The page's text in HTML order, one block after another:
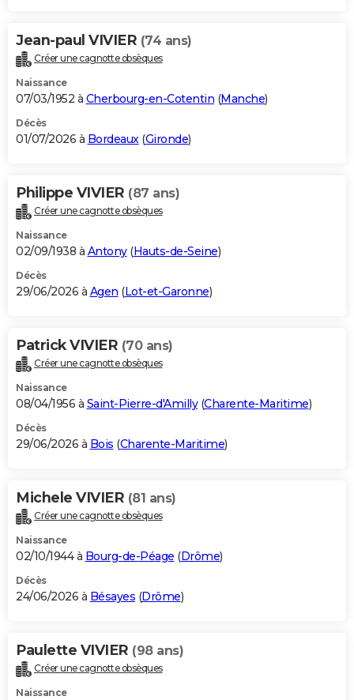
Jean-paul VIVIER (74 ans)
Créer une cagnotte obsèques
Naissance
07/03/1952 à Cherbourg-en-Cotentin (Manche)
Décès
01/07/2026 à Bordeaux(Gironde)
Philippe VIVIER (87 ans)
Créer une cagnotte obsèques
Naissance
02/09/1938 à Antony(Hauts-de-Seine)
Décès
29/06/2026 à Agen (Lot-et-Garonne)
Patrick VIVIER (70 ans)
Créer une cagnotte obsèques
Naissance
08/04/1956 à Saint-Pierre-d'Amilly(Charente-Maritime)
Décès
29/06/2026 à Bois (Charente-Maritime)
Michele VIVIER (81 ans)
Créer une cagnotte obsèques
Naissance
02/10/1944 à Bourg-de-Péage (Drôme)
Décès
24/06/2026 à Bésayes (Drôme)
Paulette VIVIER (98 ans)
Créer une cagnotte obsèques
Naissance